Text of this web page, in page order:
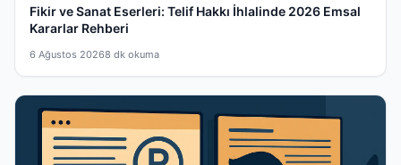
Fikir ve Sanat Eserleri: Telif Hakkı İhlalinde 2026 Emsal
Kararlar Rehberi
6 Ağustos 20268 dk okuma